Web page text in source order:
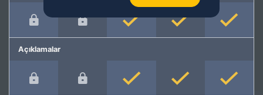
Açıklamalar